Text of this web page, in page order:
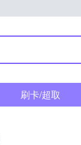
刷卡/超取